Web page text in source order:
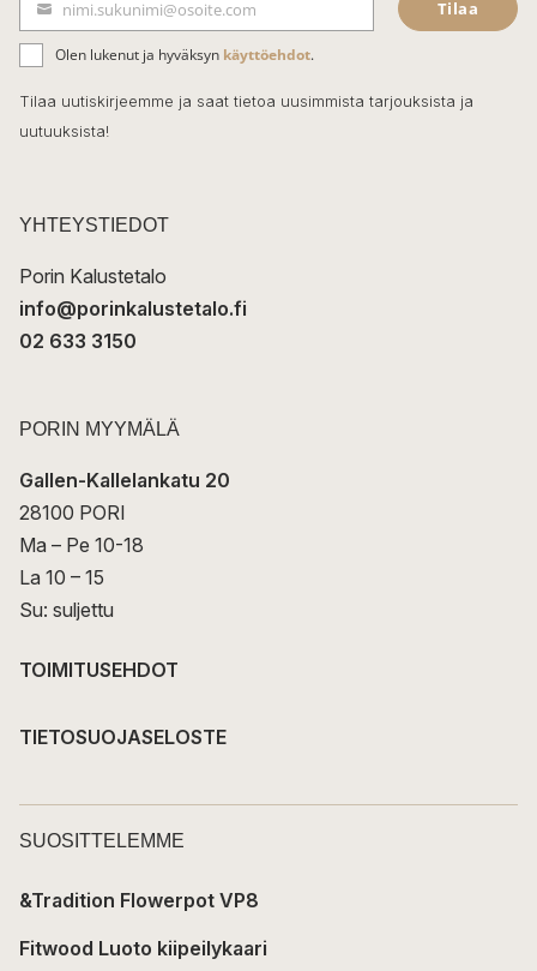
b
o
o
k
ä
h
k
t
nimi.sukunimi@osoite.com Tilaa
Olen lukenut ja hyväksyn käyttöehdot.
Tilaa uutiskirjeemme ja saat tietoa uusimmista tarjouksista ja
uutuuksista!
YHTEYSTIEDOT
Porin Kalustetalo
info@porinkalustetalo.fi
02 633 3150
PORIN MYYMÄLÄ
Gallen-Kallelankatu 20
28100 PORI
Ma – Pe 10-18
La 10 – 15
Su: suljettu
TOIMITUSEHDOT
TIETOSUOJASELOSTE
SUOSITTELEMME
&Tradition Flowerpot VP8
Fitwood Luoto kiipeilykaari